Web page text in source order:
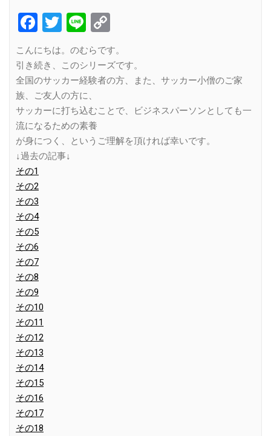
Facebook
Twitter
Line
Link
こんにちは。のむらです。
引き続き、このシリーズです。
全国のサッカー経験者の方、また、サッカー小僧のご家
族、ご友人の方に、
サッカーに打ち込むことで、ビジネスパーソンとしても一
流になるための素養
が身につく、というご理解を頂ければ幸いです。
↓過去の記事↓
その1
その2
その3
その4
その5
その6
その7
その8
その9
その10
その11
その12
その13
その14
その15
その16
その17
その18